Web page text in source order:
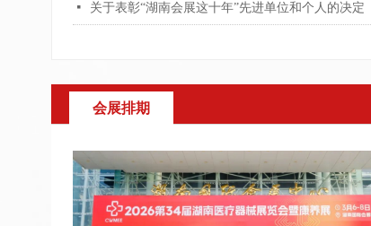
넷 关于表彰“湖南会展这十年”先进单位和个人的决定
会展排期